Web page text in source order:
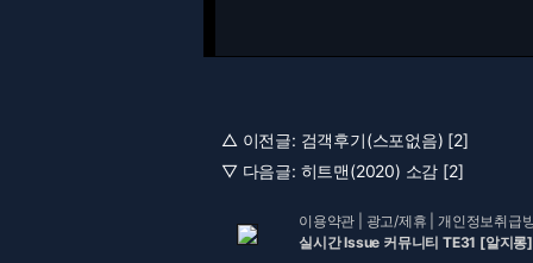
△ 이전글: 검객후기(스포없음) [2]
▽ 다음글: 히트맨(2020) 소감 [2]
이용약관 광고/제휴 |개인정보취급
실시간 Issue 커뮤니티 TE31 [알지